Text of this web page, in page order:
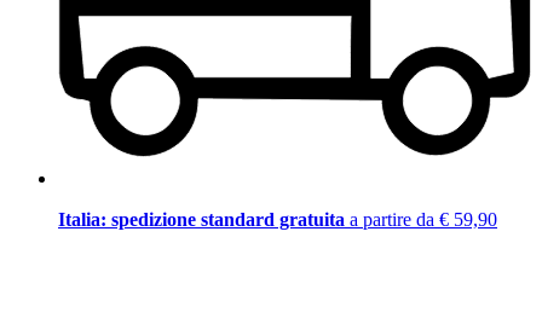
Italia: spedizione standard gratuita a partire da € 59,90